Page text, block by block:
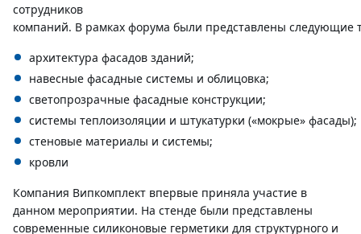
сотрудников
компаний. В рамках форума были представлены следующие
архитектура фасадов зданий;
навесные фасадные системы и облицовка;
светопрозрачные фасадные конструкции;
системы теплоизоляции и штукатурки («мокрые» фасады);
стеновые материалы и системы;
кровли
Компания Випкомплект впервые приняла участие в
данном мероприятии. На стенде были представлены
современные силиконовые герметики для структурного и